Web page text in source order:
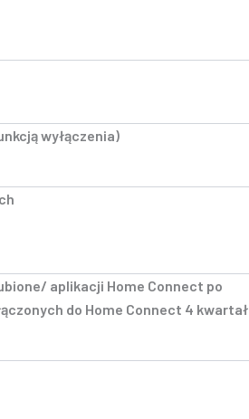
wyłączenia)
aplikacji Home Connect po
do Home Connect 4 kwartał